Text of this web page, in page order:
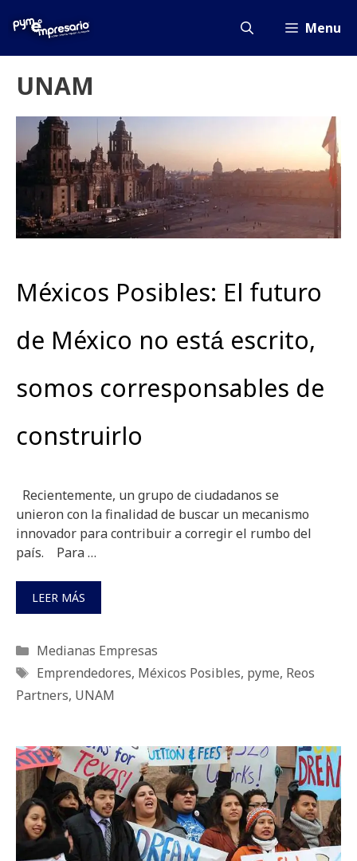
Menu
UNAM
Méxicos Posibles: El futuro
de México no está́ escrito,
somos corresponsables de
construirlo
Recientemente, un grupo de ciudadanos se
unieron con la finalidad de buscar un mecanismo
innovador para contribuir a corregir el rumbo del
país. Para …
LEER MÁS
Categorías
Medianas Empresas
Etiquetas
Emprendedores, Méxicos Posibles, pyme, Reos
Partners, UNAM